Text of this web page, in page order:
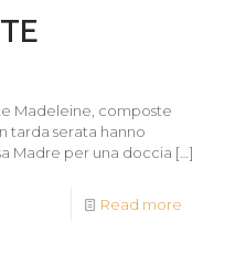
Madeleine, composte
tarda serata hanno
Madre per una doccia […]
Read more